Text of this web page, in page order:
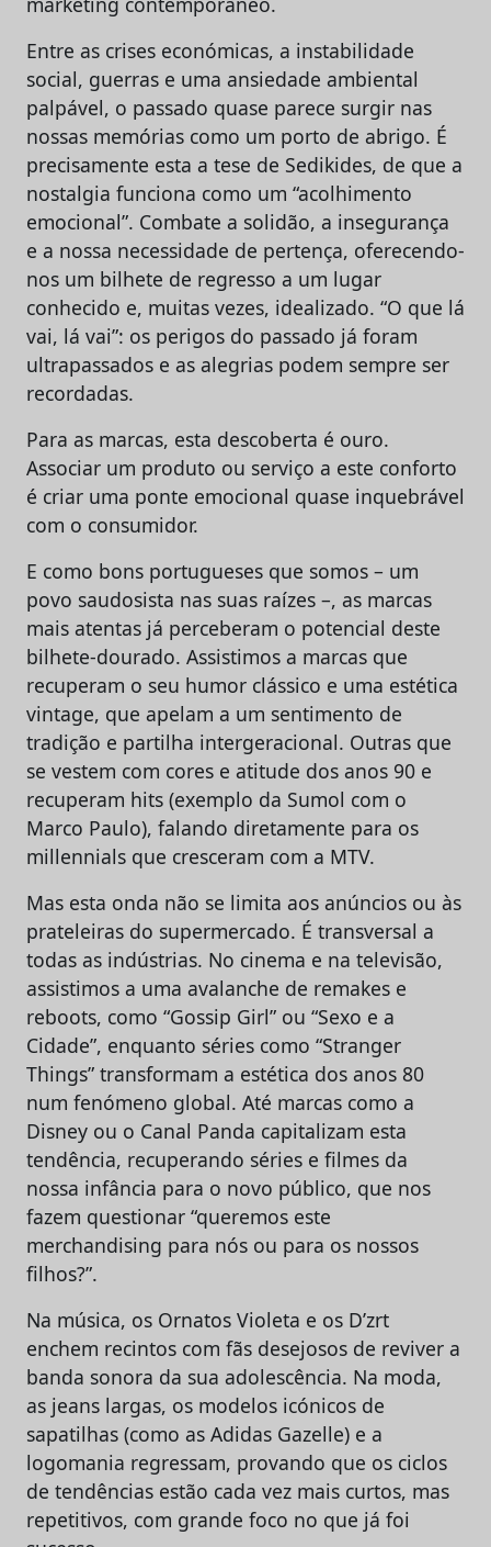
Entre as crises económicas, a instabilidade
social, guerras e uma ansiedade ambiental
palpável, o passado quase parece surgir nas
nossas memórias como um porto de abrigo. É
precisamente esta a tese de Sedikides, de que a
nostalgia funciona como um “acolhimento
emocional”. Combate a solidão, a insegurança
e a nossa necessidade de pertença, oferecendo-
nos um bilhete de regresso a um lugar
conhecido e, muitas vezes, idealizado. “O que lá
vai, lá vai”: os perigos do passado já foram
ultrapassados e as alegrias podem sempre ser
recordadas.
Para as marcas, esta descoberta é ouro.
Associar um produto ou serviço a este conforto
é criar uma ponte emocional quase inquebrável
com o consumidor.
E como bons portugueses que somos – um
povo saudosista nas suas raízes –, as marcas
mais atentas já perceberam o potencial deste
bilhete-dourado. Assistimos a marcas que
recuperam o seu humor clássico e uma estética
vintage, que apelam a um sentimento de
tradição e partilha intergeracional. Outras que
se vestem com cores e atitude dos anos 90 e
recuperam hits (exemplo da Sumol com o
Marco Paulo), falando diretamente para os
millennials que cresceram com a MTV.
Mas esta onda não se limita aos anúncios ou às
prateleiras do supermercado. É transversal a
todas as indústrias. No cinema e na televisão,
assistimos a uma avalanche de remakes e
reboots, como “Gossip Girl” ou “Sexo e a
Cidade”, enquanto séries como “Stranger
Things” transformam a estética dos anos 80
num fenómeno global. Até marcas como a
Disney ou o Canal Panda capitalizam esta
tendência, recuperando séries e filmes da
nossa infância para o novo público, que nos
fazem questionar “queremos este
merchandising para nós ou para os nossos
filhos?”.
Na música, os Ornatos Violeta e os D’zrt
enchem recintos com fãs desejosos de reviver a
banda sonora da sua adolescência. Na moda,
as jeans largas, os modelos icónicos de
sapatilhas (como as Adidas Gazelle) e a
logomania regressam, provando que os ciclos
de tendências estão cada vez mais curtos, mas
repetitivos, com grande foco no que já foi